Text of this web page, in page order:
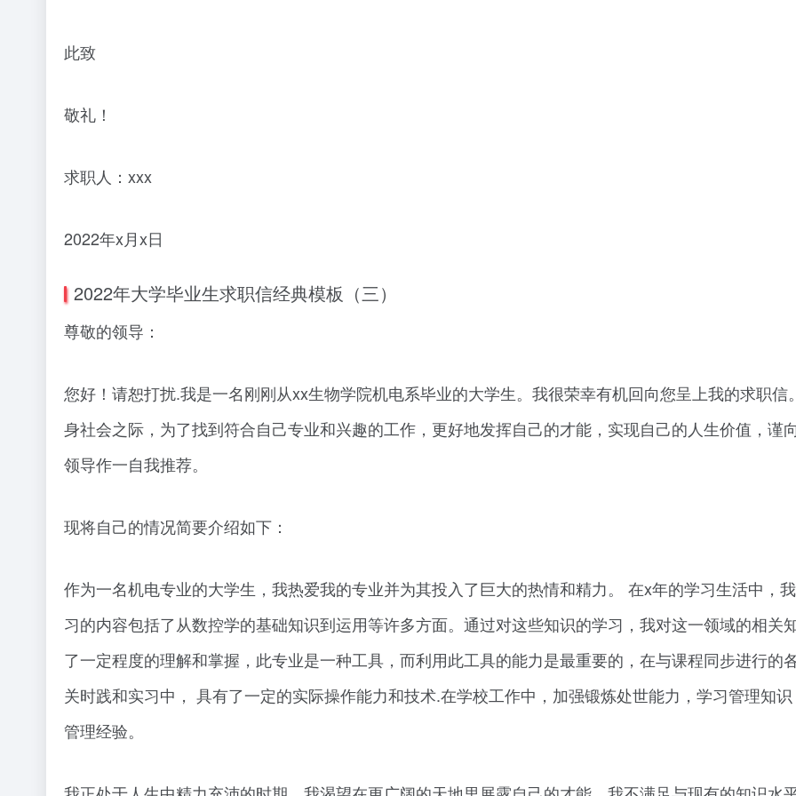
此致
敬礼！
求职人：xxx
2022年x月x日
2022年大学毕业生求职信经典模板（三）
尊敬的领导：
您好！请恕打扰.我是一名刚刚从xx生物学院机电系毕业的大学生。我很荣幸有机回向您呈上我的求职信
身社会之际，为了找到符合自己专业和兴趣的工作，更好地发挥自己的才能，实现自己的人生价值，谨
领导作一自我推荐。
现将自己的情况简要介绍如下：
作为一名机电专业的大学生，我热爱我的专业并为其投入了巨大的热情和精力。 在x年的学习生活中，
习的内容包括了从数控学的基础知识到运用等许多方面。通过对这些知识的学习，我对这一领域的相关
了一定程度的理解和掌握，此专业是一种工具，而利用此工具的能力是最重要的，在与课程同步进行的
关时践和实习中， 具有了一定的实际操作能力和技术.在学校工作中，加强锻炼处世能力，学习管理知
管理经验。